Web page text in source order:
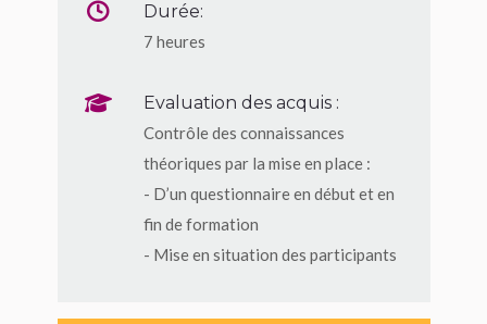
Durée:
7 heures
Evaluation des acquis :
Contrôle des connaissances
théoriques par la mise en place :
- D’un questionnaire en début et en
fin de formation
- Mise en situation des participants